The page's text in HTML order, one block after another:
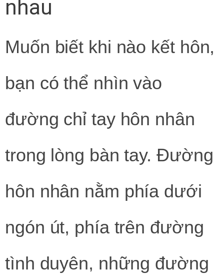
nhau
Muốn biết khi nào kết hôn,
bạn có thể nhìn vào
đường chỉ tay hôn nhân
trong lòng bàn tay. Đường
hôn nhân nằm phía dưới
ngón út, phía trên đường
tình duyên, những đường